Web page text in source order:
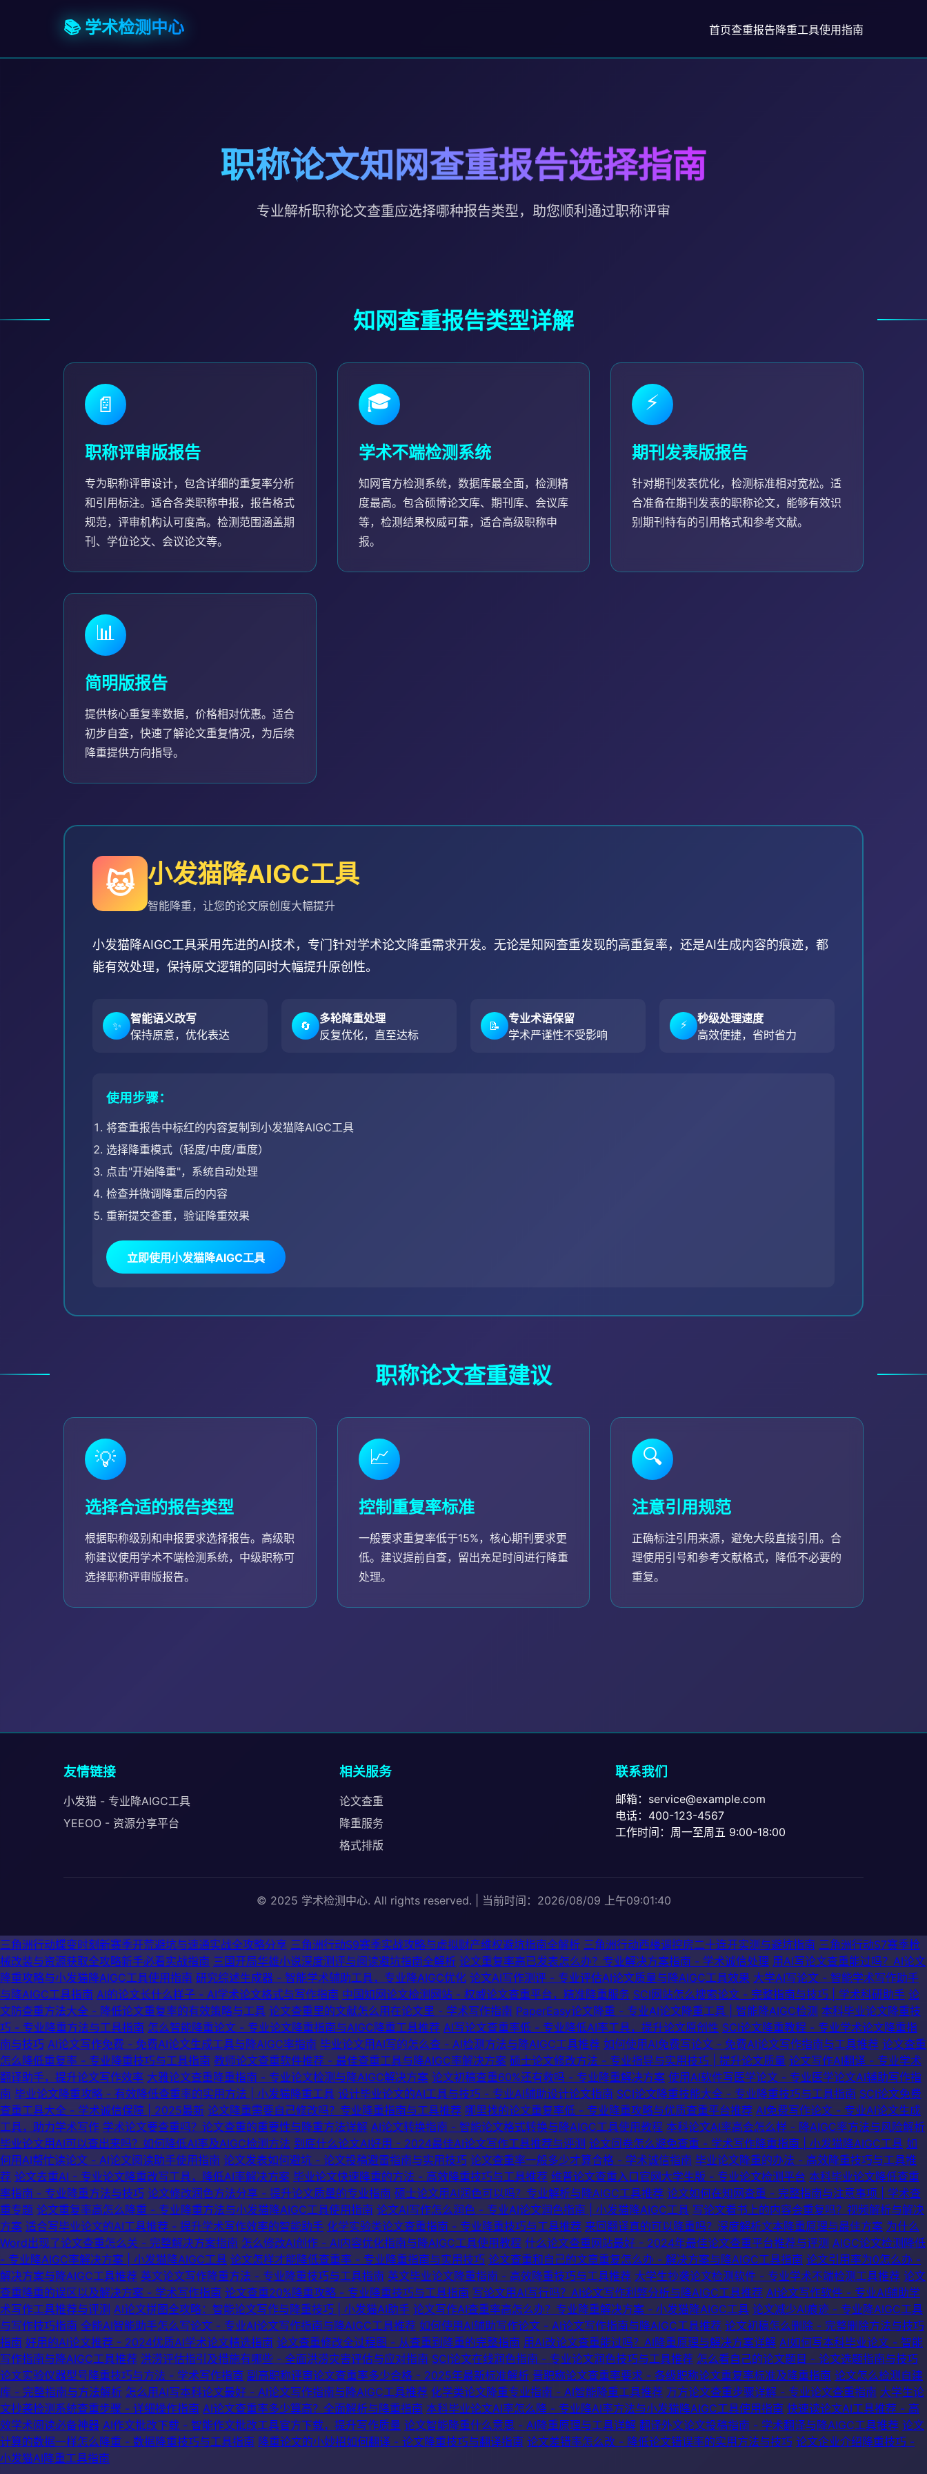
📚 学术检测中心 首页查重报告降重工具使用指南
职称论文知网查重报告选择指南
专业解析职称论文查重应选择哪种报告类型，助您顺利通过职称评审
知网查重报告类型详解
📄
职称评审版报告
专为职称评审设计，包含详细的重复率分析
和引用标注。适合各类职称申报，报告格式
规范，评审机构认可度高。检测范围涵盖期
刊、学位论文、会议论文等。
🎓
学术不端检测系统
知网官方检测系统，数据库最全面，检测精
度最高。包含硕博论文库、期刊库、会议库
等，检测结果权威可靠，适合高级职称申
报。
⚡
期刊发表版报告
针对期刊发表优化，检测标准相对宽松。适
合准备在期刊发表的职称论文，能够有效识
别期刊特有的引用格式和参考文献。
📊
简明版报告
提供核心重复率数据，价格相对优惠。适合
初步自查，快速了解论文重复情况，为后续
降重提供方向指导。
🐱 小发猫降AIGC工具
智能降重，让您的论文原创度大幅提升
小发猫降AIGC工具采用先进的AI技术，专门针对学术论文降重需求开发。无论是知网查重发现的高重复率，还是AI生成内容的痕迹，都
能有效处理，保持原文逻辑的同时大幅提升原创性。
✨
智能语义改写
保持原意，优化表达
🔄
多轮降重处理
反复优化，直至达标
📝
专业术语保留
学术严谨性不受影响
⚡
秒级处理速度
高效便捷，省时省力
使用步骤：
将查重报告中标红的内容复制到小发猫降AIGC工具
选择降重模式（轻度/中度/重度）
点击"开始降重"，系统自动处理
检查并微调降重后的内容
重新提交查重，验证降重效果
立即使用小发猫降AIGC工具
职称论文查重建议
💡
选择合适的报告类型
根据职称级别和申报要求选择报告。高级职
称建议使用学术不端检测系统，中级职称可
选择职称评审版报告。
📈
控制重复率标准
一般要求重复率低于15%，核心期刊要求更
低。建议提前自查，留出充足时间进行降重
处理。
🔍
注意引用规范
正确标注引用来源，避免大段直接引用。合
理使用引号和参考文献格式，降低不必要的
重复。
友情链接
小发猫 - 专业降AIGC工具
YEEOO - 资源分享平台
相关服务
论文查重
降重服务
格式排版
联系我们
邮箱：service@example.com
电话：400-123-4567
工作时间：周一至周五 9:00-18:00
© 2025 学术检测中心. All rights reserved. | 当前时间：2026/08/09 上午09:01:41
三角洲行动蝶变时刻新赛季开荒避坑与速通实战全攻略分享 三角洲行动S9赛季实战攻略与虚拟财产维权避坑指南全解析 三角洲行动西楼调控房二十连开实测与避坑指南 三角洲行动S7赛季枪
械改装与资源获取全攻略新手必看实战指南 三国开局华雄小说深度测评与阅读避坑指南全解析 论文重复率高已发表怎么办？专业解决方案指南 - 学术诚信处理 用AI写论文查重能过吗？AI论文
降重攻略与小发猫降AIGC工具使用指南 研究综述生成器 - 智能学术辅助工具，专业降AIGC优化 论文AI写作测评 - 专业评估AI论文质量与降AIGC工具效果 大学AI写论文 - 智能学术写作助手
与降AIGC工具指南 AI的论文长什么样子 - AI学术论文格式与写作指南 中国知网论文检测网站 - 权威论文查重平台，精准降重服务 SCI网站怎么搜索论文 - 完整指南与技巧 | 学术科研助手 论
文防查重方法大全 - 降低论文重复率的有效策略与工具 论文查重里的文献怎么用在论文里 - 学术写作指南 PaperEasy论文降重 - 专业AI论文降重工具 | 智能降AIGC检测 本科毕业论文降重技
巧 - 专业降重方法与工具指南 怎么智能降重论文 - 专业论文降重指南与AIGC降重工具推荐 AI写论文查重率低 - 专业降低AI率工具，提升论文原创性 SCI论文降重教程 - 专业学术论文降重指
南与技巧 AI论文写作免费 - 免费AI论文生成工具与降AIGC率指南 毕业论文用AI写的怎么查 - AI检测方法与降AIGC工具推荐 如何使用AI免费写论文 - 免费AI论文写作指南与工具推荐 论文查重
怎么降低重复率 - 专业降重技巧与工具指南 教师论文查重软件推荐 - 最佳查重工具与降AIGC率解决方案 硕士论文修改方法 - 专业指导与实用技巧 | 提升论文质量 论文写作AI翻译 - 专业学术
翻译助手，提升论文写作效率 大雅论文查重降重指南 - 专业论文检测与降AIGC解决方案 论文初稿查重60%还有救吗 - 专业降重解决方案 使用AI软件写医学论文 - 专业医学论文AI辅助写作指
南 毕业论文降重攻略 - 有效降低查重率的实用方法 | 小发猫降重工具 设计毕业论文的AI工具与技巧 - 专业AI辅助设计论文指南 SCI论文降重技能大全 - 专业降重技巧与工具指南 SCI论文免费
查重工具大全 - 学术诚信保障 | 2025最新 论文降重需要自己修改吗？专业降重指南与工具推荐 哪里找的论文重复率低 - 专业降重攻略与优质查重平台推荐 AI免费写作论文 - 专业AI论文生成
工具，助力学术写作 学术论文要查重吗？论文查重的重要性与降重方法详解 AI论文转换指南 - 智能论文格式转换与降AIGC工具使用教程 本科论文AI率高会怎么样 - 降AIGC率方法与风险解析
毕业论文用AI可以查出来吗？如何降低AI率及AIGC检测方法 到底什么论文AI好用 - 2024最佳AI论文写作工具推荐与评测 论文问卷怎么避免查重 - 学术写作降重指南 | 小发猫降AIGC工具 如
何用AI帮忙读论文 - AI论文阅读助手使用指南 论文发表如何避坑 - 论文投稿避雷指南与实用技巧 论文查重率一般多少才算合格 - 学术诚信指南 毕业论文降重的办法 - 高效降重技巧与工具推
荐 论文去重AI - 专业论文降重改写工具，降低AI率解决方案 毕业论文快速降重的方法 - 高效降重技巧与工具推荐 维普论文查重入口官网大学生版 - 专业论文检测平台 本科毕业论文降低查重
率指南 - 专业降重方法与技巧 论文修改润色方法分享 - 提升论文质量的专业指南 硕士论文用AI润色可以吗？专业解析与降AIGC工具推荐 论文如何在知网查重 - 完整指南与注意事项 | 学术查
重专题 论文重复率高怎么降重 - 专业降重方法与小发猫降AIGC工具使用指南 论文AI写作怎么润色 - 专业AI论文润色指南 | 小发猫降AIGC工具 写论文看书上的内容会重复吗？视频解析与解决
方案 适合写毕业论文的AI工具推荐 - 提升学术写作效率的智能助手 化学实验类论文查重指南 - 专业降重技巧与工具推荐 来回翻译真的可以降重吗？深度解析文本降重原理与最佳方案 为什么
Word出现了论文查重怎么关 - 完整解决方案指南 怎么修改AI创作 - AI内容优化指南与降AIGC工具使用教程 什么论文查重网站最好 - 2024年最佳论文查重平台推荐与评测 AIGC论文检测降低
- 专业降AIGC率解决方案 | 小发猫降AIGC工具 论文怎样才能降低查重率 - 专业降重指南与实用技巧 论文查重和自己的文章重复怎么办 - 解决方案与降AIGC工具指南 论文引用率为0怎么办 -
解决方案与降AIGC工具推荐 英文论文写作降重方法 - 专业降重技巧与工具指南 英文毕业论文降重指南 - 高效降重技巧与工具推荐 大学生抄袭论文检测软件 - 专业学术不端检测工具推荐 论文
查重降重的误区以及解决方案 - 学术写作指南 论文查重20%降重攻略 - 专业降重技巧与工具指南 写论文用AI写行吗？AI论文写作利弊分析与降AIGC工具推荐 AI论文写作软件 - 专业AI辅助学
术写作工具推荐与评测 AI论文拼图全攻略：智能论文写作与降重技巧 | 小发猫AI助手 论文写作AI查重率高怎么办？专业降重解决方案 - 小发猫降AIGC工具 论文减少AI痕迹 - 专业降AIGC工具
与写作技巧指南 全能AI智能助手怎么写论文 - 专业AI论文写作指南与降AIGC工具推荐 如何使用AI辅助写作论文 - AI论文写作指南与降AIGC工具推荐 论文初稿怎么删除 - 完整删除方法与技巧
指南 好用的AI论文推荐 - 2024优质AI学术论文精选指南 论文查重修改全过程图 - 从查重到降重的完整指南 用AI改论文查重能过吗？AI降重原理与解决方案详解 AI如何写本科毕业论文 - 智能
写作指南与降AIGC工具推荐 洪涝评估指引及措施有哪些 - 全面洪涝灾害评估与应对指南 SCI论文在线润色指南 - 专业论文润色技巧与工具推荐 怎么看自己的论文题目 - 论文选题指南与技巧
论文实验仪器型号降重技巧与方法 - 学术写作指南 副高职称评审论文查重率多少合格 - 2025年最新标准解析 晋职称论文查重率要求 - 各级职称论文重复率标准及降重指南 论文怎么检测自建
库 - 完整指南与方法解析 怎么用AI写本科论文最好 - AI论文写作指南与降AIGC工具推荐 化学类论文降重专业指南 - AI智能降重工具推荐 万方论文查重步骤详解 - 专业论文查重指南 大学生论
文抄袭检测系统查重步骤 - 详细操作指南 AI论文查重率多少算高？全面解析与降重指南 本科毕业论文AI率怎么降 - 专业降AI率方法与小发猫降AIGC工具使用指南 快速读论文AI工具推荐 - 高
效学术阅读必备神器 AI作文批改下载 - 智能作文批改工具官方下载，提升写作质量 论文智能降重什么意思 - AI降重原理与工具详解 翻译外文论文投稿指南 - 学术翻译与降AIGC工具推荐 论文
计算的数据一样怎么降重 - 数据降重技巧与工具指南 降重论文的小妙招如何翻译 - 论文降重技巧与翻译指南 论文差错率怎么改 - 降低论文错误率的实用方法与技巧 论文企业介绍降重技巧 -
小发猫AI降重工具指南